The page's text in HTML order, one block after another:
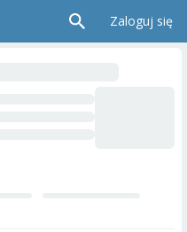
Zaloguj się